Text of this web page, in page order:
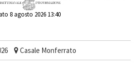
8 agosto 2026 13:40
Casale Monferrato